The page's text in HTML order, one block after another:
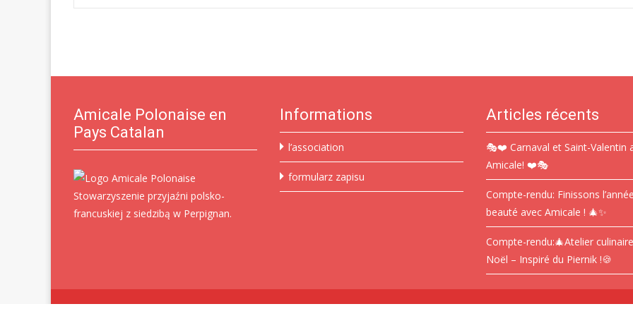
Amicale Polonaise en
Pays Catalan
Stowarzyszenie przyjaźni polsko-
francuskiej z siedzibą w Perpignan.
Informations
l’association
formularz zapisu
Articles récents
🎭❤️ Carnaval et Saint-Valentin
Amicale! ❤️🎭
Compte-rendu: Finissons
beauté avec Amicale ! 🎄✨
Compte-rendu:🎄Atelier
Noël – Inspiré du Piernik !🍪